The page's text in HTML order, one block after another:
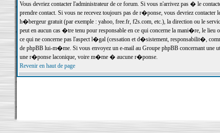
Vous devriez contacter l'administrateur de ce forum. Si vous n'arrivez pas � le
prendre contact. Si vous ne recevez toujours pas de r�ponse, vous devriez
h�bergeur gratuit (par exemple : yahoo, free.fr, f2s.com, etc.), la direction ou le
peut en aucun cas �tre tenu pour responsable en ce qui concerne la mani�re, le
ce qui ne concerne pas l'aspect l�gal (cessation et d�sistement, responsabilit�,
de phpBB lui-m�me. Si vous envoyez un e-mail au Groupe phpBB concernant une
une r�ponse laconique, voire m�me � aucune r�ponse.
Revenir en haut de page